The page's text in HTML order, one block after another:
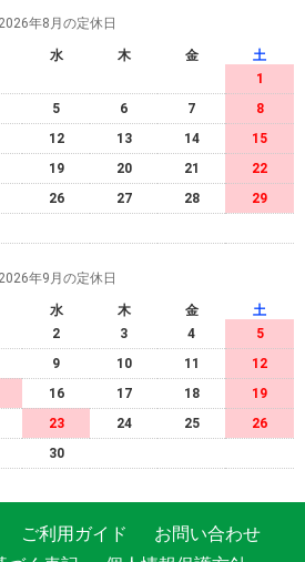
2026年8月の定休日
水 木 金
土
1
5 6 7
8
12 13 14
15
19 20 21
22
26 27 28
29
2026年9月の定休日
水 木 金
土
2 3 4
5
9 10 11
12
16 17 18
19
23 24 25
26
30
ご利用ガイド
お問い合わせ